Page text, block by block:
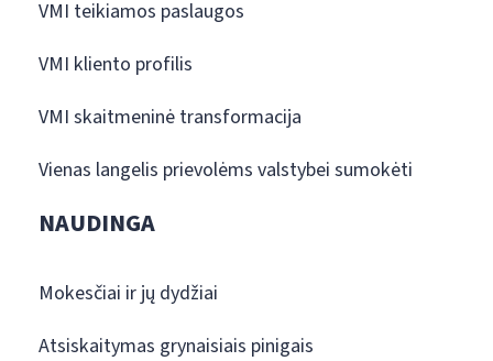
VMI teikiamos paslaugos
VMI kliento profilis
VMI skaitmeninė transformacija
Vienas langelis prievolėms valstybei sumokėti
NAUDINGA
Mokesčiai ir jų dydžiai
Atsiskaitymas grynaisiais pinigais